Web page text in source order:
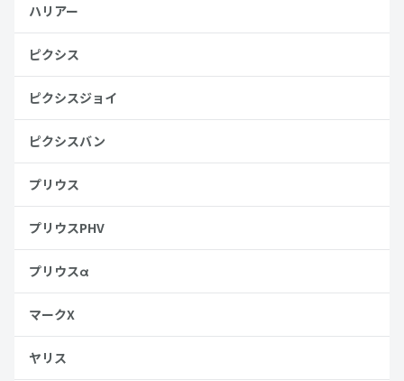
ハリアー
ピクシス
ピクシスジョイ
ピクシスバン
プリウス
プリウスPHV
プリウスα
マークX
ヤリス